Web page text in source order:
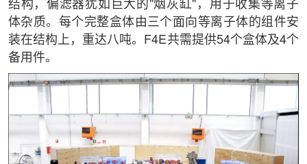
结构，偏滤器犹如巨大的"烟灰缸"，用于收集等离子
体杂质。每个完整盒体由三个面向等离子体的组件安
装在结构上，重达八吨。F4E共需提供54个盒体及4个
备用件。